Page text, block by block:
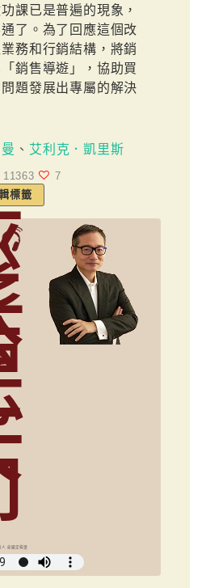
課已是普遍的現象，
了。為了回應這個改
務和行銷結構，將銷
銷售導遊」，協助買
題發展出專屬的解決
、 艾利克．凱里斯
11363 7
標籤
人 俞國定導讀